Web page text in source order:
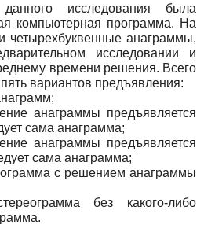
исследования была
компьютерная программа. На
четырехбуквенные анаграммы,
исследовании и
времени решения. Всего
вариантов предъявления:
анаграммы предъявляется
сама ана­грамма;
анаграммы предъявляется
сама ана­грамма;
с решением анаграммы
без какого-либо